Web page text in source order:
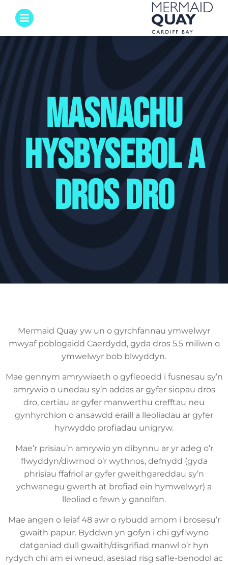
Masnachu
Hysbysebol a
Dros Dro
Mermaid Quay yw un o gyrchfannau ymwelwyr
mwyaf poblogaidd Caerdydd, gyda dros 5.5 miliwn o
ymwelwyr bob blwyddyn.
Mae gennym amrywiaeth o gyfleoedd i fusnesau sy’n
amrywio o unedau sy’n addas ar gyfer siopau dros
dro, certiau ar gyfer manwerthu crefftau neu
gynhyrchion o ansawdd eraill a lleoliadau ar gyfer
hyrwyddo profiadau unigryw.
Mae’r prisiau’n amrywio yn dibynnu ar yr adeg o’r
flwyddyn/diwrnod o’r wythnos, defnydd (gyda
phrisiau ffafriol ar gyfer gweithgareddau sy’n
ychwanegu gwerth at brofiad ein hymwelwyr) a
lleoliad o fewn y ganolfan.
Mae angen o leiaf 48 awr o rybudd arnom i brosesu’r
gwaith papur. Byddwn yn gofyn i chi gyflwyno
datganiad dull gwaith/disgrifiad manwl o’r hyn
rydych chi am ei wneud, asesiad risg safle-benodol ac